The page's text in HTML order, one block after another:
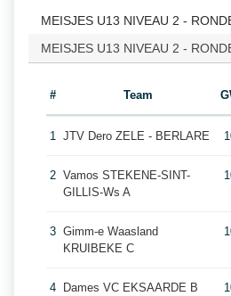
MEISJES U13 NIVEAU 2 -
MEISJES U13 NIVEAU 2 -
# Team
1 JTV Dero ZELE - BERLARE
2 Vamos STEKENE-SINT-
GILLIS-Ws A
3 Gimm-e Waasland
KRUIBEKE C
4 Dames VC EKSAARDE B